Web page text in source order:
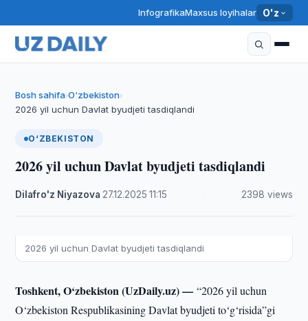
InfografikaMaxsus loyihalar O'z
Bosh sahifa›O‘zbekiston›
2026 yil uchun Davlat byudjeti tasdiqlandi
O‘ZBEKISTON
2026 yil uchun Davlat byudjeti tasdiqlandi
Dilafro'z Niyazova 27.12.2025 ·11:15 2398 views
2026 yil uchun Davlat byudjeti tasdiqlandi
Toshkent, O‘zbekiston (UzDaily.uz) —“2026 yil uchun
O‘zbekiston Respublikasining Davlat byudjeti to‘g‘risida”gi